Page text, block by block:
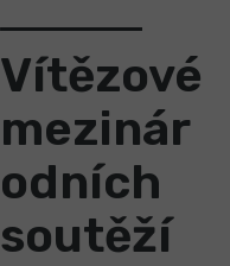
Vítězové
mezinár
odních
soutěží